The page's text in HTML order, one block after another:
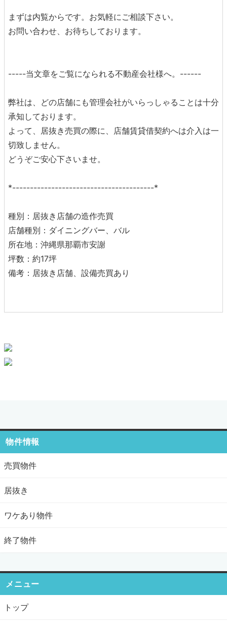
まずは内覧からです。お気軽にご相談下さい。
お問い合わせ、お待ちしております。
-----当文章をご覧になられる不動産会社様へ。------
弊社は、どの店舗にも管理会社がいらっしゃることは十分
承知しております。
よって、居抜き売買の際に、店舗賃貸借契約へは介入は一
切致しません。
どうぞご安心下さいませ。
*----------------------------------------*
種別：居抜き店舗の造作売買
店舗種別：ダイニングバー、バル
所在地：沖縄県那覇市安謝
坪数：約17坪
備考：居抜き店舗、設備売買あり
物件情報
売買物件
居抜き
ワケあり物件
終了物件
メニュー
トップ